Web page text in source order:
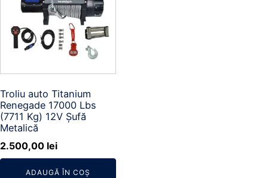
Troliu auto Titanium
Renegade 17000 Lbs
(7711 Kg) 12V Șufă
Metalică
2.500,00 lei
ADAUGĂ ÎN COȘ